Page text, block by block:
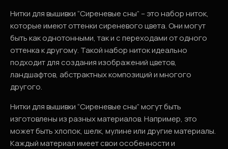
Нитки для вышивки “Сиреневые сны” – это набор ниток,
которые имеют оттенки сиреневого цвета. Они могут
быть как однотонными, так и с переходами от одного
оттенка к другому. Такой набор ниток идеально
подходит для создания изображений цветов,
ландшафтов, абстрактных композиций и многого
другого.
Нитки для вышивки “Сиреневые сны” могут быть
изготовлены из разных материалов. Например, это
может быть хлопок, шелк, мулине или другие материалы.
Каждый материал имеет свои особенности и